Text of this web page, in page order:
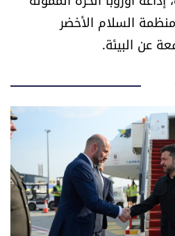
السلام الأخضر
عن البيئة.